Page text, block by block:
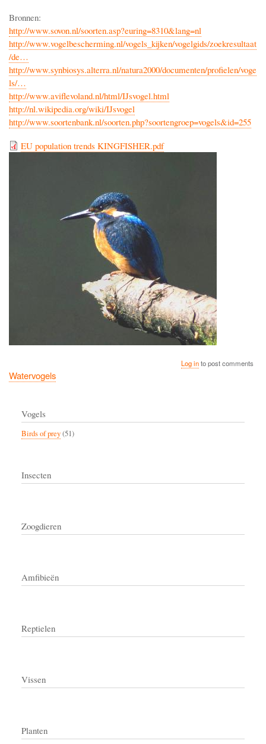
Bronnen:
http://www.sovon.nl/soorten.asp?euring=8310&lang=nl
http://www.vogelbescherming.nl/vogels_kijken/vogelgids/zoekresultaat
/de…
http://www.synbiosys.alterra.nl/natura2000/documenten/profielen/voge
ls/…
http://www.aviflevoland.nl/html/IJsvogel.html
http://nl.wikipedia.org/wiki/IJsvogel
http://www.soortenbank.nl/soorten.php?soortengroep=vogels&id=255
EU population trends KINGFISHER.pdf
Log into post comments
Watervogels
Vogels
Birds of prey(51)
Insecten
Zoogdieren
Amfibieën
Reptielen
Vissen
Planten